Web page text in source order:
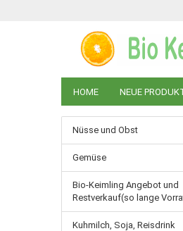
HOME NEUE
Nüsse und Obst
Gemüse
Bio-Keimling Angebot und
Restverkauf(so lange
Kuhmilch, Soja, Reisdrink